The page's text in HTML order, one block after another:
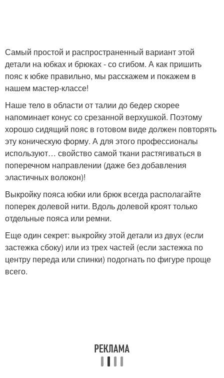
Самый простой и распространенный вариант этой
детали на юбках и брюках - со сгибом. А как пришить
пояс к юбке правильно, мы расскажем и покажем в
нашем мастер-классе!
Наше тело в области от талии до бедер скорее
напоминает конус со срезанной верхушкой. Поэтому
хорошо сидящий пояс в готовом виде должен повторять
эту коническую форму. А для этого профессионалы
используют… свойство самой ткани растягиваться в
поперечном направлении (даже без добавления
эластичных волокон)!
Выкройку пояса юбки или брюк всегда располагайте
поперек долевой нити. Вдоль долевой кроят только
отдельные пояса или ремни.
Еще один секрет: выкройку этой детали из двух (если
застежка сбоку) или из трех частей (если застежка по
центру переда или спинки) подогнать по фигуре проще
всего.